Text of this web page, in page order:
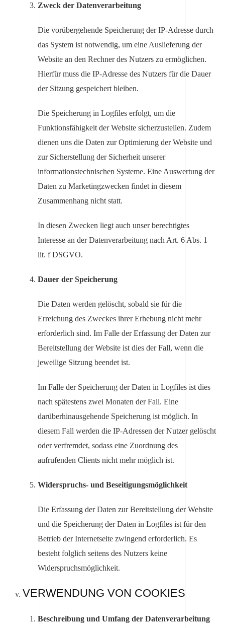
Zweck der Datenverarbeitung
Die vorübergehende Speicherung der IP-Adresse durch
das System ist notwendig, um eine Auslieferung der
Website an den Rechner des Nutzers zu ermöglichen.
Hierfür muss die IP-Adresse des Nutzers für die Dauer
der Sitzung gespeichert bleiben.
Die Speicherung in Logfiles erfolgt, um die
Funktionsfähigkeit der Website sicherzustellen. Zudem
dienen uns die Daten zur Optimierung der Website und
zur Sicherstellung der Sicherheit unserer
informationstechnischen Systeme. Eine Auswertung der
Daten zu Marketingzwecken findet in diesem
Zusammenhang nicht statt.
In diesen Zwecken liegt auch unser berechtigtes
Interesse an der Datenverarbeitung nach Art. 6 Abs. 1
lit. f DSGVO.
Dauer der Speicherung
Die Daten werden gelöscht, sobald sie für die
Erreichung des Zweckes ihrer Erhebung nicht mehr
erforderlich sind. Im Falle der Erfassung der Daten zur
Bereitstellung der Website ist dies der Fall, wenn die
jeweilige Sitzung beendet ist.
Im Falle der Speicherung der Daten in Logfiles ist dies
nach spätestens zwei Monaten der Fall. Eine
darüberhinausgehende Speicherung ist möglich. In
diesem Fall werden die IP-Adressen der Nutzer gelöscht
oder verfremdet, sodass eine Zuordnung des
aufrufenden Clients nicht mehr möglich ist.
Widerspruchs- und Beseitigungsmöglichkeit
Die Erfassung der Daten zur Bereitstellung der Website
und die Speicherung der Daten in Logfiles ist für den
Betrieb der Internetseite zwingend erforderlich. Es
besteht folglich seitens des Nutzers keine
Widerspruchsmöglichkeit.
VERWENDUNG VON COOKIES
Beschreibung und Umfang der Datenverarbeitung